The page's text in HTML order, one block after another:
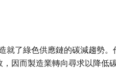
就了綠色供應鏈的碳減趨勢
因而製造業轉向尋求以降低